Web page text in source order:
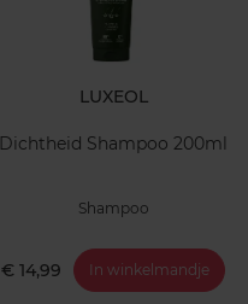
LUXEOL
Dichtheid Shampoo 200ml
Shampoo
€ 14,99 In winkelmandje